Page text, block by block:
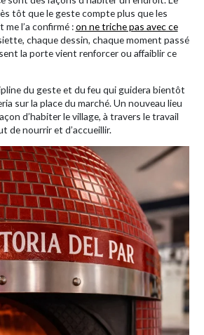
tôt que le geste compte plus que les
l’a confirmé :on ne triche pas avec ce
chaque dessin, chaque moment passé
la porte vient renforcer ou affaiblir ce
du geste et du feu qui guidera bientôt
sur la place du marché. Un nouveau lieu
d’habiter le village, à travers le travail
de nourrir et d’accueillir.